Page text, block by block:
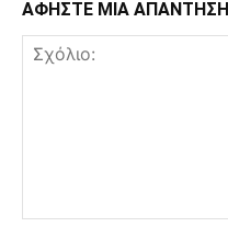
ΑΦΗΣΤΕ ΜΙΑ ΑΠΑΝΤΗΣΗ